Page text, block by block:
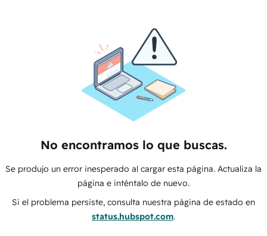
No encontramos lo que buscas.
Se produjo un error inesperado al cargar esta página. Actualiza la
página e inténtalo de nuevo.
Si el problema persiste, consulta nuestra página de estado en
status.hubspot.com.